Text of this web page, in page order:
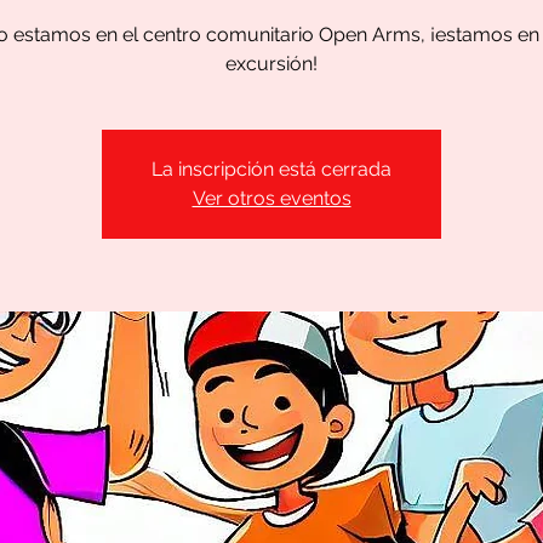
estamos en el centro comunitario Open Arms, ¡estamos
excursión!
La inscripción está cerrada
Ver otros eventos